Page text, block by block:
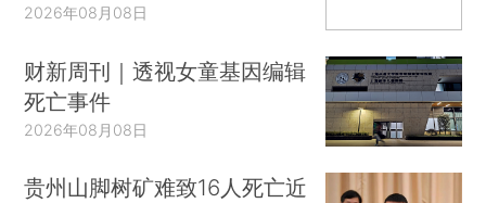
2026年08月08日
财新周刊｜透视女童基因编辑
死亡事件
2026年08月08日
贵州山脚树矿难致16人死亡近